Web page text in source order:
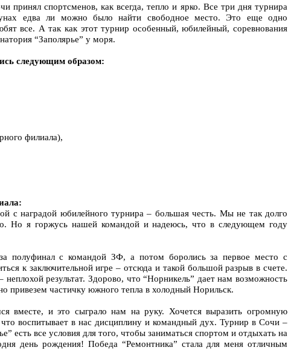
принял спортсменов, как всегда, тепло и ярко. Все три дня турнира
едва ли можно было найти свободное место. Это еще одно
все. А так как этот турнир особенный, юбилейный, соревнования
“Заполярье” у моря.
следующим образом:
филиала),
с наградой юбилейного турнира – большая честь. Мы не так долго
Но я горжусь нашей командой и надеюсь, что в следующем году
полуфинал с командой ЗФ, а потом боролись за первое место с
к заключительной игре – отсюда и такой большой разрыв в счете.
результат. Здорово, что “Норникель” дает нам возможность
привезем частичку южного тепла в холодный Норильск.
вместе, и это сыграло нам на руку. Хочется выразить огромную
воспитывает в нас дисциплину и командный дух. Турнир в Сочи –
есть все условия для того, чтобы заниматься спортом и отдыхать на
день рождения! Победа “Ремонтника” стала для меня отличным